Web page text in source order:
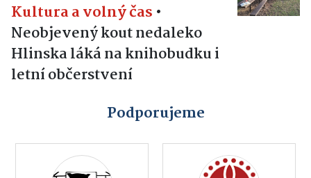
Kultura a volný čas •
Neobjevený kout nedaleko
Hlinska láká na knihobudku i
letní občerstvení
Podporujeme